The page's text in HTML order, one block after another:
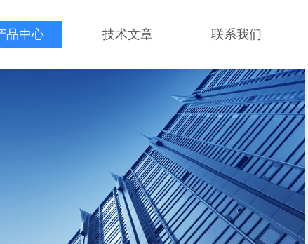
品中心 技术文章 联系我们